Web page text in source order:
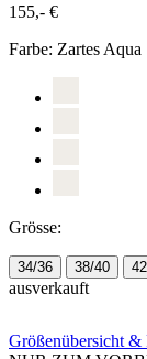
155,- €
Farbe: Zartes Aqua
Grösse:
34/36 38/40
ausverkauft
Größenübersicht &